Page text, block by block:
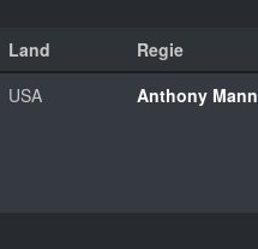
Land Regie
USA Anthony Mann